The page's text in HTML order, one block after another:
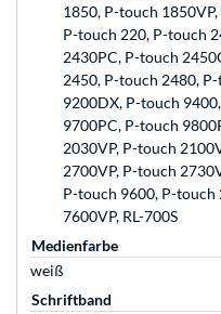
1850, P-touch
P-touch 220, P-touch
2430PC, P-touch
2450, P-touch 2480,
9200DX, P-touch
9700PC, P-touch
2030VP, P-touch
2700VP, P-touch
P-touch 9600, P-touch
7600VP, RL-700S
Medienfarbe
weiß
Schriftband